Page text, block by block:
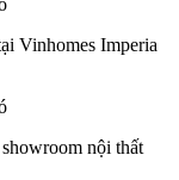
Vinhomes Imperia
nội thất